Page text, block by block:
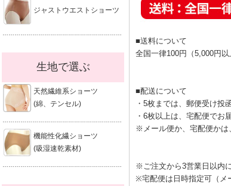
ジャストウエストショーツ
生地で選ぶ
天然繊維系ショーツ
(綿、テンセル)
機能性化繊ショーツ
(吸湿速乾素材)
■送料について
全国一律100円（5,000円以
■配送について
・5枚までは、郵便受け投
・6枚以上は、宅配便でお
※メール便か、宅配便かは
※ご注文から3営業日以内
※宅配便は日時指定可（メ